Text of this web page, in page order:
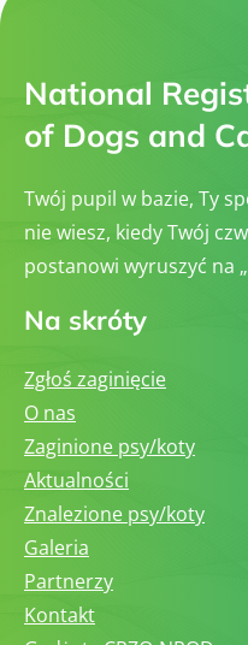
National
of Dogs and
Twój pupil w bazie, Ty
nie wiesz, kiedy Twój
postanowi wyruszyć na
Na skróty
Zgłoś zaginięcie
O nas
Zaginione psy/koty
Aktualności
Znalezione psy/koty
Galeria
Partnerzy
Kontakt